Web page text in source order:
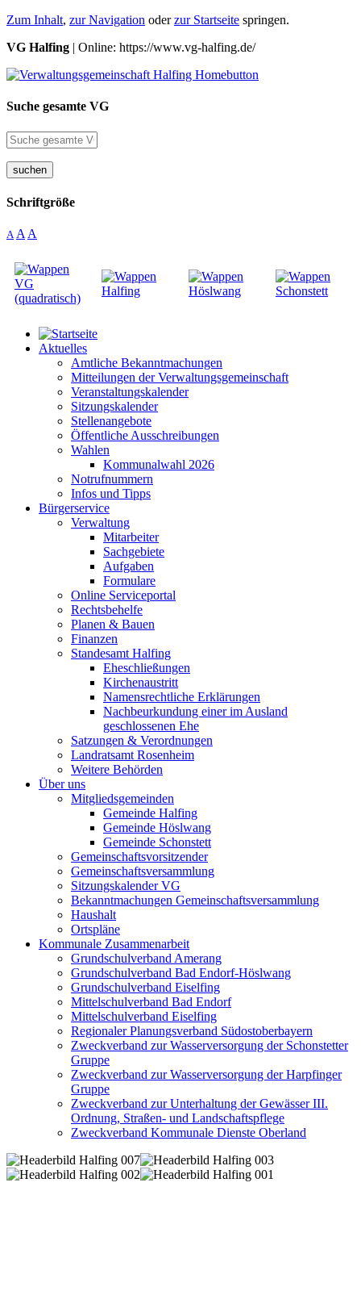
Zum Inhalt, zur Navigation oderzur Startseite springen.
VG Halfing | Online: https://www.vg-halfing.de/
Suche gesamte VG
suchen
Schriftgröße
A A A
Aktuelles
Amtliche Bekanntmachungen
Mitteilungen der Verwaltungsgemeinschaft
Veranstaltungskalender
Sitzungskalender
Stellenangebote
Öffentliche Ausschreibungen
Wahlen
Kommunalwahl 2026
Notrufnummern
Infos und Tipps
Bürgerservice
Verwaltung
Mitarbeiter
Sachgebiete
Aufgaben
Formulare
Online Serviceportal
Rechtsbehelfe
Planen & Bauen
Finanzen
Standesamt Halfing
Eheschließungen
Kirchenaustritt
Namensrechtliche Erklärungen
Nachbeurkundung einer im Ausland
geschlossenen Ehe
Satzungen & Verordnungen
Landratsamt Rosenheim
Weitere Behörden
Über uns
Mitgliedsgemeinden
Gemeinde Halfing
Gemeinde Höslwang
Gemeinde Schonstett
Gemeinschaftsvorsitzender
Gemeinschaftsversammlung
Sitzungskalender VG
Bekanntmachungen Gemeinschaftsversammlung
Haushalt
Ortspläne
Kommunale Zusammenarbeit
Grundschulverband Amerang
Grundschulverband Bad Endorf-Höslwang
Grundschulverband Eiselfing
Mittelschulverband Bad Endorf
Mittelschulverband Eiselfing
Regionaler Planungsverband Südostoberbayern
Zweckverband zur Wasserversorgung der Schonstetter
Gruppe
Zweckverband zur Wasserversorgung der Harpfinger
Gruppe
Zweckverband zur Unterhaltung der Gewässer III.
Ordnung, Straßen- und Landschaftspflege
Zweckverband Kommunale Dienste Oberland